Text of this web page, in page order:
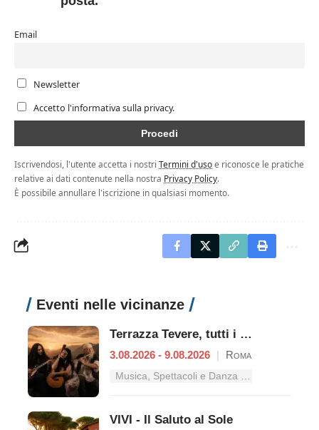
Email
Newsletter
Accetto l'informativa sulla privacy.
Iscrivendosi, l'utente accetta i nostri Termini d'usoe riconosce le pratiche
relative ai dati contenute nella nostra Privacy Policy.
È possibile annullare l'iscrizione in qualsiasi momento.
Eventi nelle vicinanze
Terrazza Tevere, tutti i concerti dal 3 al 9 agosto
3.08.2026 - 9.08.2026 | Roma
VIVI - Il Saluto al Sole